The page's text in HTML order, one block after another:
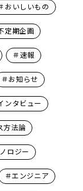
おいしいもの
定期企画
＃速報
＃お知らせ
ンタビュー
方法論
ロジー
＃エンジニア